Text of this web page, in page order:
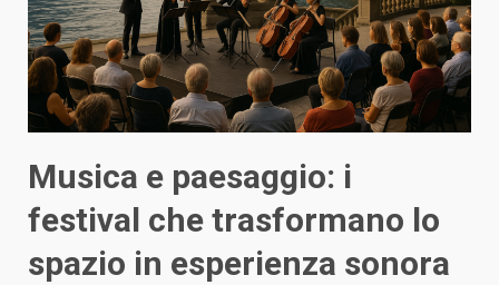
Musica e paesaggio: i
festival che trasformano lo
spazio in esperienza sonora